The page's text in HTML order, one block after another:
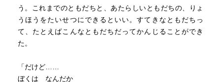
う。これまでのともだちと、あたらしいともだちの、りょ
うほうをたいせつにできるといい。すてきなともだちっ
て、たとえばこんなともだちだってかんじることができ
た。
「だけど……
ぼくは なんだか